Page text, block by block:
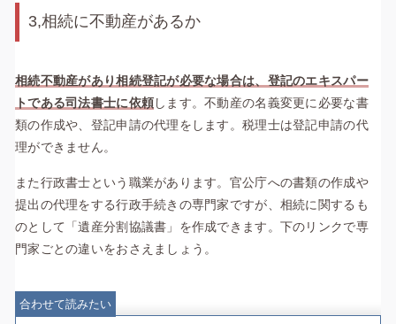
3,相続に不動産があるか
相続不動産があり相続登記が必要な場合は、登記のエキスパー
トである司法書士に依頼します。不動産の名義変更に必要な書
類の作成や、登記申請の代理をします。税理士は登記申請の代
理ができません。
また行政書士という職業があります。官公庁への書類の作成や
提出の代理をする行政手続きの専門家ですが、相続に関するも
のとして「遺産分割協議書」を作成できます。下のリンクで専
門家ごとの違いをおさえましょう。
合わせて読みたい